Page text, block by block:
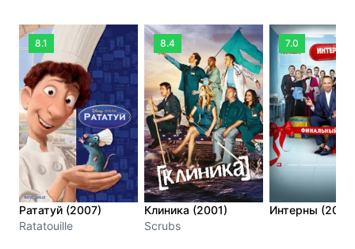
8.1
Рататуй (2007)
Ratatouille
8.4
Клиника (2001)
Scrubs
7.0
Интерны (2010)